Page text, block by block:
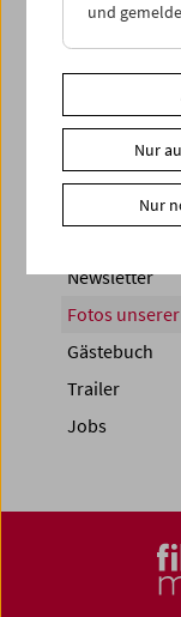
Newsletter
Fotos
Gästebuch
Trailer
Jobs
und
Nur
Nur